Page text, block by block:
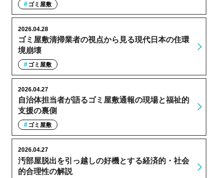
ゴミ屋敷
ゴミ屋敷清掃業者の視点から見る現代日本の住環
境崩壊
2026.04.28
ゴミ屋敷
自治体担当者が語るゴミ屋敷通報の現場と福祉的
支援の裏側
2026.04.27
ゴミ屋敷
汚部屋脱出を引っ越しの好機とする経済的・社会
的合理性の解説
2026.04.27